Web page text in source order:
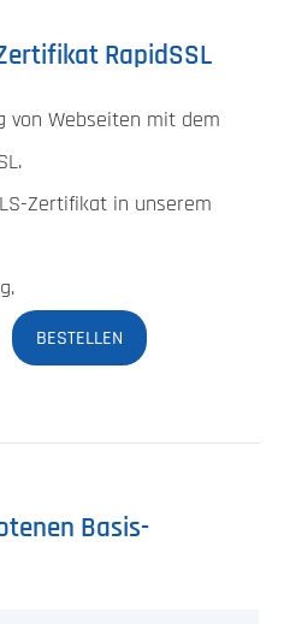
RapidSSL
von Webseiten mit dem
Zertifikat in unserem
BESTELLEN
Basis-